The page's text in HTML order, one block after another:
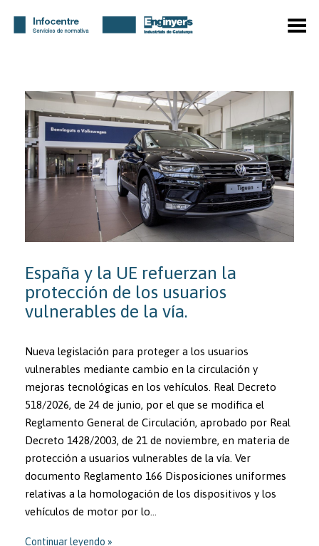
Menú
España y la UE refuerzan la
protección de los usuarios
vulnerables de la vía.
Nueva legislación para proteger a los usuarios
vulnerables mediante cambio en la circulación y
mejoras tecnológicas en los vehículos. Real Decreto
518/2026, de 24 de junio, por el que se modifica el
Reglamento General de Circulación, aprobado por Real
Decreto 1428/2003, de 21 de noviembre, en materia de
protección a usuarios vulnerables de la vía. Ver
documento Reglamento 166 Disposiciones uniformes
relativas a la homologación de los dispositivos y los
vehículos de motor por lo…
Continuar leyendo